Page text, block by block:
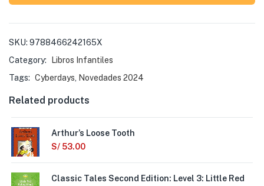
SKU: 9788466242165X
Category:
Libros Infantiles
Tags: Cyberdays Novedades 2024
Related products
Arthur’s Loose Tooth
S/ 53.00
Classic Tales Second Edition: Level 3: Little Red